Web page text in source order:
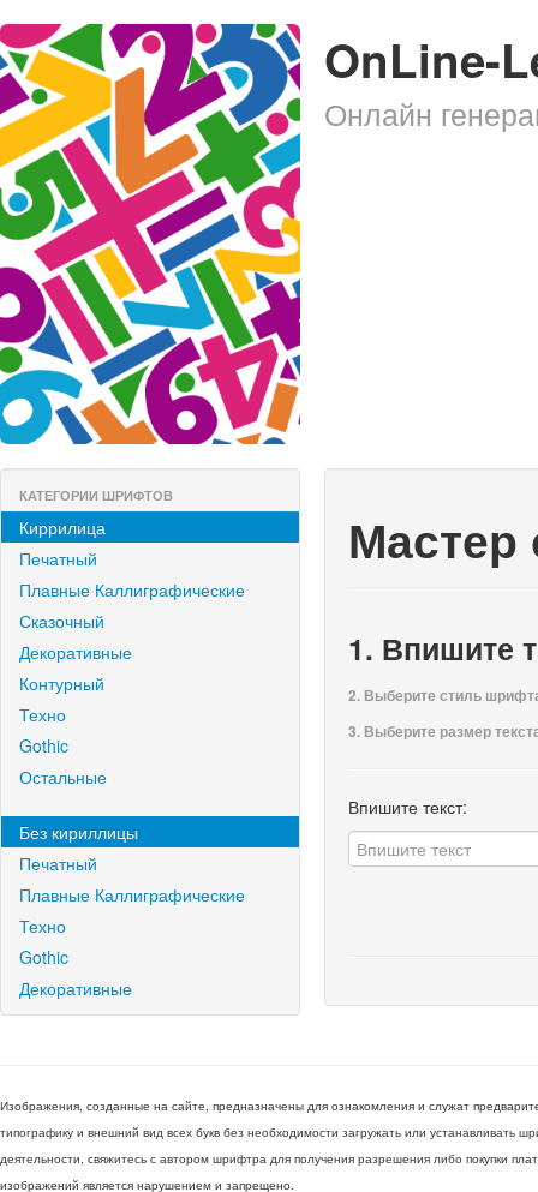
OnLine-
Онлайн
КАТЕГОРИИ ШРИФТОВ
Киррилица
Печатный
Плавные Каллиграфические
Сказочный
Декоративные
Контурный
Техно
Gothic
Остальные
Без кириллицы
Печатный
Плавные Каллиграфические
Техно
Gothic
Декоративные
Мастер
1. Впишите
2. Выберите стиль
3. Выберите размер
Впишите текст:
Изображения, созданные на сайте, предназначены для ознакомления и служат
типографику и внешний вид всех букв без необходимости загружать или устанавливать
деятельности, свяжитесь с автором шрифтра для получения разрешения либо покупки
изображений является нарушением и запрещено.